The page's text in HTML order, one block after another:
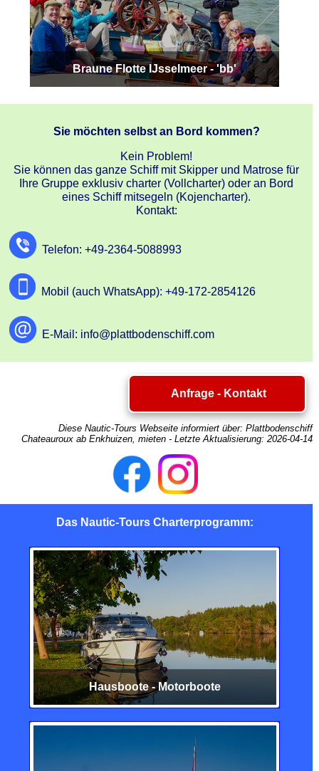
Braune Flotte IJsselmeer - 'bb'
Sie möchten selbst an Bord kommen?
Kein Problem!
Sie können das ganze Schiff mit Skipper und Matrose für
Ihre Gruppe exklusiv charter (Vollcharter) oder an Bord
eines Schiff mitsegeln (Kojencharter).
Kontakt:
Telefon: +49-2364-5088993
Mobil (auch WhatsApp): +49-172-2854126
E-Mail: info@plattbodenschiff.com
Anfrage - Kontakt
Diese Nautic-Tours Webseite informiert über:Plattbodenschiff
Chateauroux ab Enkhuizen, mieten - Letzte Aktualisierung:2026-04-14
Das Nautic-Tours Charterprogramm:
Hausboote - Motorboote